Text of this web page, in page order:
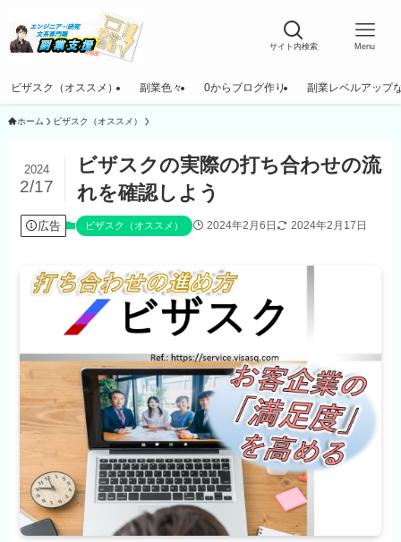
サイト内検索 Menu
ビザスク（オススメ） 副業色々 0からブログ作り 副業レベルアップ
ホーム ビザスク（オススメ）
ビザスクの実際の打ち合わせの流
れを確認しよう
2024
2/17
広告 ビザスク（オススメ） 2024年2月6日 2024年2月17日